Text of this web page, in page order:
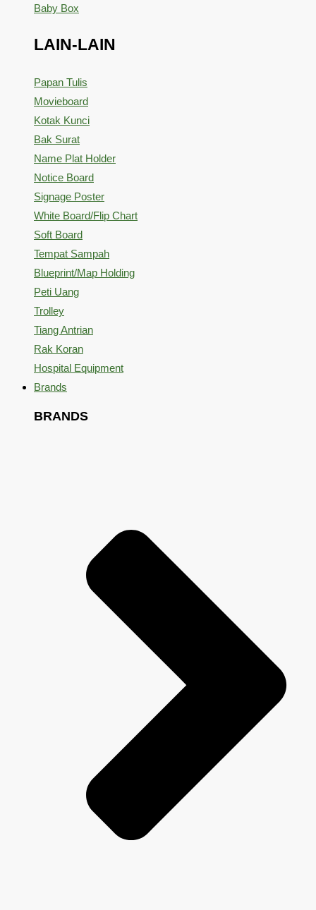
Baby Box
LAIN-LAIN
Papan Tulis
Movieboard
Kotak Kunci
Bak Surat
Name Plat Holder
Notice Board
Signage Poster
White Board/Flip Chart
Soft Board
Tempat Sampah
Blueprint/Map Holding
Peti Uang
Trolley
Tiang Antrian
Rak Koran
Hospital Equipment
Brands
BRANDS